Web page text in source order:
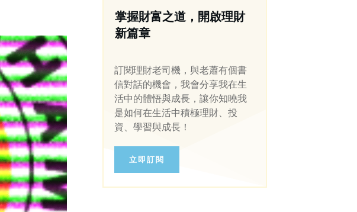
掌握財富之道，開啟理財
新篇章
訂閱理財老司機，與老蕭有個書
信對話的機會，我會分享我在生
活中的體悟與成長，讓你知曉我
是如何在生活中積極理財、投
資、學習與成長！
立即訂閱